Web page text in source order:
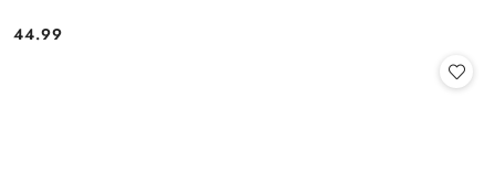
Cena:
44.99